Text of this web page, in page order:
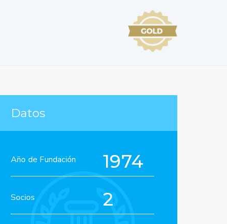
Datos
Año de Fundación 1974
Socios 2